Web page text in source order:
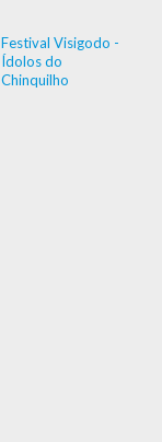
Festival Visigodo -
Ídolos do
Chinquilho